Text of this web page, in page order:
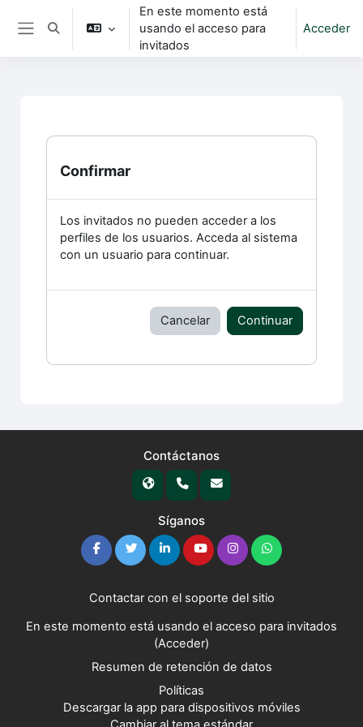
Salta al contenido principal
Selector de búsqueda de entrada
En este momento está
usando el acceso para
invitados
Acceder
Confirmar
Los invitados no pueden acceder a los
perfiles de los usuarios. Acceda al sistema
con un usuario para continuar.
Cancelar Continuar
Contáctanos
Síganos
Contactar con el soporte del sitio
En este momento está usando el acceso para invitados
(Acceder)
Resumen de retención de datos
Políticas
Descargar la app para dispositivos móviles